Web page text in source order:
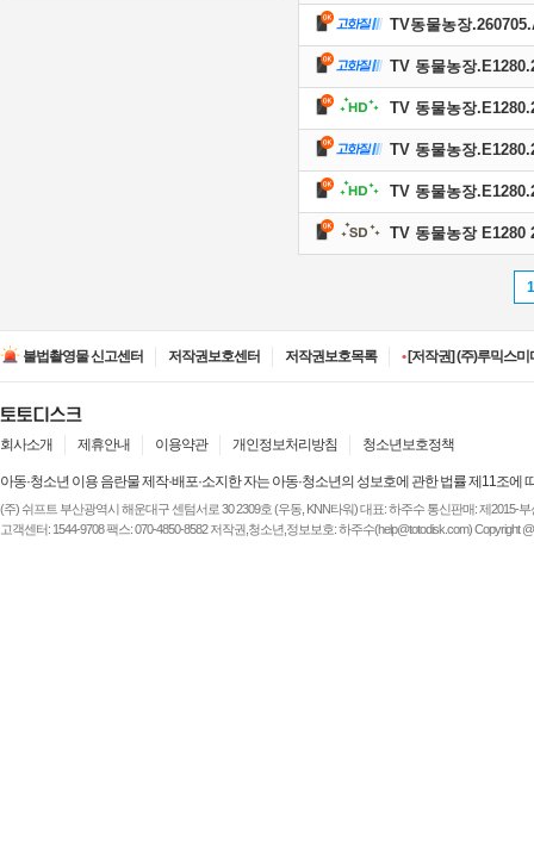
TV동물농장
TV 동물농장
TV 동물농장
TV 동물농장
TV 동물농장
TV 동물농장 E1280
1
불법촬영물 신고센터 저작권보호센터 저작권보호목록
•[저작권] (주)루믹스미
•[저작권] (주)JAYE -
회사소개 제휴안내 이용약관 개인정보처리방침 청소년보호정책
아동·청소년 이용 음란물 제작·배포·소지한 자는 아동·청소년의 성보호에 관한 법률 제11조에
(주) 쉬프트 부산광역시 해운대구 센텀서로 30 2309호 (우동, KNN타워) 대표: 하주수 통신판매: 제2015-
고객센터: 1544-9708 팩스: 070-4850-8582 저작권,청소년,정보보호: 하주수(help@totodisk.com) Copyright